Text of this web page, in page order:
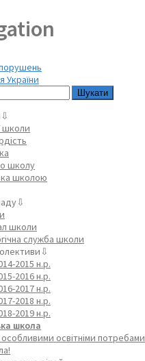
України
школи
школу
школою
школи
служба школи
2015 н.р.
2016 н.р.
2017 н.р.
2018 н.р.
2019 н.р.
школа
особливими освітніми потребами